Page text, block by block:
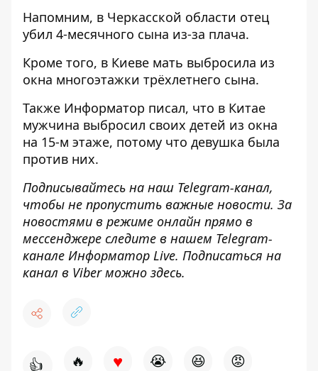
Напомним, в Черкасской области отец
убил 4-месячного сына из-за плача.
Кроме того, в Киеве мать выбросила из
окна многоэтажки трёхлетнего сына.
Также Информатор писал, что в Китае
мужчина выбросил своих детей из окна
на 15-м этаже, потому что девушка была
против них.
Подписывайтесь на наш Telegram-канал,
чтобы не пропустить важные новости. За
новостями в режиме онлайн прямо в
мессенджере следите в нашем Telegram-
канале Информатор Live. Подписаться на
канал в Viber можно здесь.
👍 🔥 ♥ 😭 😆 😡